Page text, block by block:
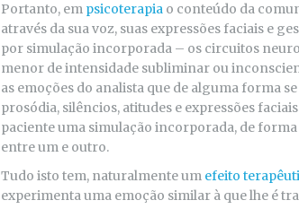
Portanto, em psicoterapia o conteúdo da
através da sua voz, suas expressões faciais e
por simulação incorporada – os circuitos
menor de intensidade subliminar ou
as emoções do analista que de alguma forma
prosódia, silêncios, atitudes e expressões
paciente uma simulação incorporada, de
entre um e outro.
Tudo isto tem, naturalmente um efeito
experimenta uma emoção similar à que lhe é